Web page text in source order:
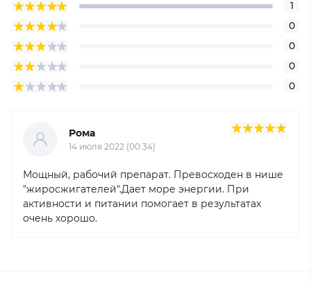
1
0
0
0
0
Рома
14 июля 2022 (00:34)
Мощный, рабочий препарат. Превосходен в нише
"жиросжигателей".Дает море энергии. При
активности и питании помогает в результатах
очень хорошо.